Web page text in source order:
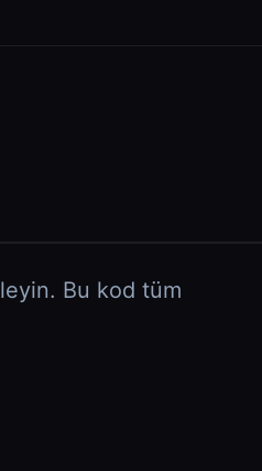
Bu kod tüm